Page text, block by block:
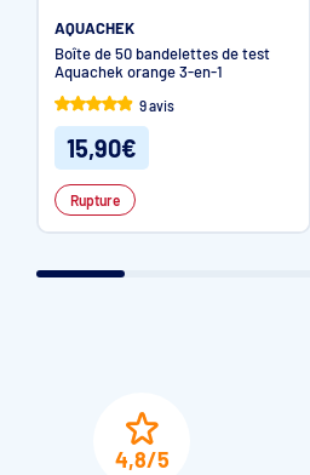
AQUACHEK
Boîte de 50 bandelettes de test
Aquachek orange 3-en-1
9 avis
15,90€
Rupture
4,8/5